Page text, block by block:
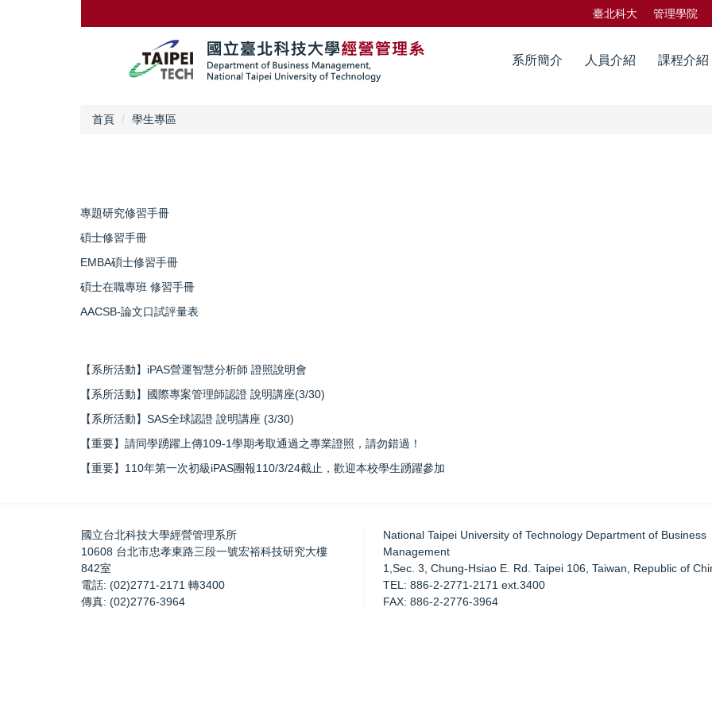
臺北科大 管理學院
系所簡介 人員介紹 課程介紹
首頁 學生專區
專題研究修習手冊
碩士修習手冊
EMBA碩士修習手冊
碩士在職專班 修習手冊
AACSB-論文口試評量表
【系所活動】iPAS營運智慧分析師 證照說明會
【系所活動】國際專案管理師認證 說明講座(3/30)
【系所活動】SAS全球認證 說明講座 (3/30)
【重要】請同學踴躍上傳109-1學期考取通過之專業證照，請勿錯過！
【重要】110年第一次初級iPAS團報110/3/24截止，歡迎本校學生踴躍參加
國立台北科技大學經營管理系所
10608 台北市忠孝東路三段一號宏裕科技研究大樓
842室
電話: (02)2771-2171 轉3400
傳真: (02)2776-3964
National Taipei University of Technology Department of Business
Management
1,Sec. 3, Chung-Hsiao E. Rd. Taipei 106, Taiwan, Republic of
TEL: 886-2-2771-2171 ext.3400
FAX: 886-2-2776-3964